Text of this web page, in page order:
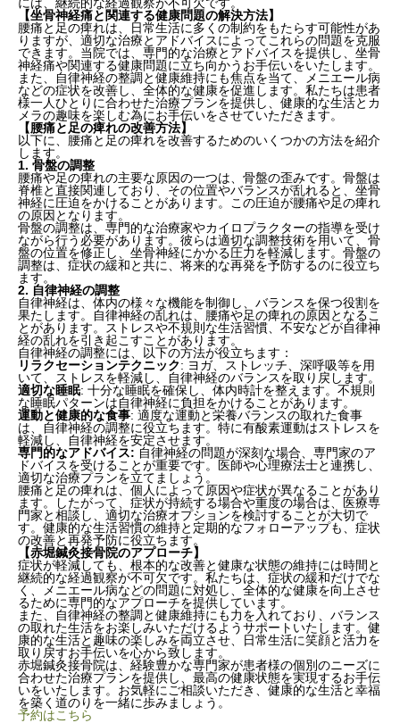
【坐骨神経痛と関連する健康問題の解決方法】
腰痛と足の痺れは、日常生活に多くの制約をもたらす可能性があ
りますが、適切な治療とアドバイスによってこれらの問題を克服
できます。当院では、専門的な治療とアドバイスを提供し、坐骨
神経痛や関連する健康問題に立ち向かうお手伝いをいたします。
また、自律神経の整調と健康維持にも焦点を当て、メニエール病
などの症状を改善し、全体的な健康を促進します。私たちは患者
様一人ひとりに合わせた治療プランを提供し、健康的な生活とカ
メラの趣味を楽しむ為にお手伝いをさせていただきます。
【腰痛と足の痺れの改善方法】
以下に、腰痛と足の痺れを改善するためのいくつかの方法を紹介
します。
1. 骨盤の調整
腰痛や足の痺れの主要な原因の一つは、骨盤の歪みです。骨盤は
脊椎と直接関連しており、その位置やバランスが乱れると、坐骨
神経に圧迫をかけることがあります。この圧迫が腰痛や足の痺れ
の原因となります。
骨盤の調整は、専門的な治療家やカイロプラクターの指導を受け
ながら行う必要があります。彼らは適切な調整技術を用いて、骨
盤の位置を修正し、坐骨神経にかかる圧力を軽減します。骨盤の
調整は、症状の緩和と共に、将来的な再発を予防するのに役立ち
ます。
2. 自律神経の調整
自律神経は、体内の様々な機能を制御し、バランスを保つ役割を
果たします。自律神経の乱れは、腰痛や足の痺れの原因となるこ
とがあります。ストレスや不規則な生活習慣、不安などが自律神
経の乱れを引き起こすことがあります。
自律神経の調整には、以下の方法が役立ちます：
リラクセーションテクニック: ヨガ、ストレッチ、深呼吸等を用
いて、ストレスを軽減し、自律神経のバランスを取り戻します。
適切な睡眠: 十分な睡眠を確保し、体内時計を整えます。不規則
な睡眠パターンは自律神経に負担をかけることがあります。
運動と健康的な食事: 適度な運動と栄養バランスの取れた食事
は、自律神経の調整に役立ちます。特に有酸素運動はストレスを
軽減し、自律神経を安定させます。
専門的なアドバイス: 自律神経の問題が深刻な場合、専門家のア
ドバイスを受けることが重要です。医師や心理療法士と連携し、
適切な治療プランを立てましょう。
腰痛と足の痺れは、個人によって原因や症状が異なることがあり
ます。したがって、症状が持続する場合や重度の場合は、医療専
門家と相談し、適切な治療オプションを検討することが大切で
す。健康的な生活習慣の維持と定期的なフォローアップも、症状
の改善と再発予防に役立ちます。
【赤堀鍼灸接骨院のアプローチ】
症状が軽減しても、根本的な改善と健康な状態の維持には時間と
継続的な経過観察が不可欠です。私たちは、症状の緩和だけでな
く、メニエール病などの問題に対処し、全体的な健康を向上させ
るために専門的なアプローチを提供しています。
また、自律神経の整調と健康維持にも力を入れており、バランス
の取れた生活をお楽しみいただけるようサポートいたします。健
康的な生活と趣味の楽しみを両立させ、日常生活に笑顔と活力を
取り戻すお手伝いを心から致します。
赤堀鍼灸接骨院は、経験豊かな専門家が患者様の個別のニーズに
合わせた治療プランを提供し、最高の健康状態を実現するお手伝
いをいたします。お気軽にご相談いただき、健康的な生活と幸福
を築く道のりを一緒に歩みましょう。
予約はこちら